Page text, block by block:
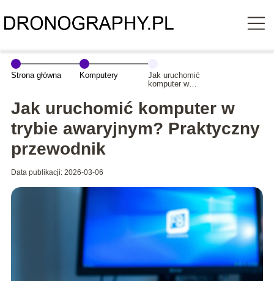
Strona główna Komputery
Jak uruchomić
komputer w
Praktyczny
przewodnik
Jak uruchomić komputer w
trybie awaryjnym? Praktyczny
przewodnik
Data publikacji: 2026-03-06